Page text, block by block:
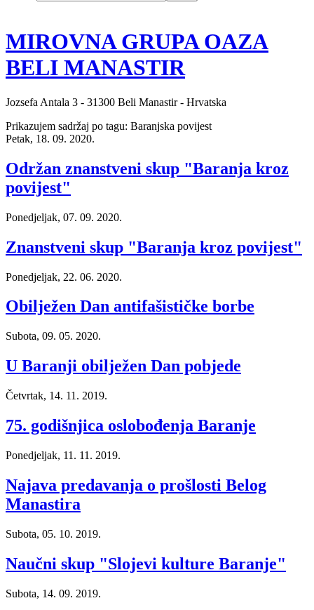
MIROVNA GRUPA OAZA
BELI MANASTIR
Jozsefa Antala 3 - 31300 Beli Manastir - Hrvatska
Prikazujem sadržaj po tagu: Baranjska povijest
Petak, 18. 09. 2020.
Održan znanstveni skup "Baranja kroz
povijest"
Ponedjeljak, 07. 09. 2020.
Znanstveni skup "Baranja kroz povijest"
Ponedjeljak, 22. 06. 2020.
Obilježen Dan antifašističke borbe
Subota, 09. 05. 2020.
U Baranji obilježen Dan pobjede
Četvrtak, 14. 11. 2019.
75. godišnjica oslobođenja Baranje
Ponedjeljak, 11. 11. 2019.
Najava predavanja o prošlosti Belog
Manastira
Subota, 05. 10. 2019.
Naučni skup "Slojevi kulture Baranje"
Subota, 14. 09. 2019.